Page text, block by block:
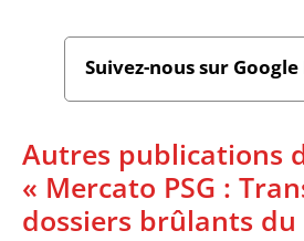
Suivez-nous sur
Autres publications
« Mercato PSG :
dossiers brûlants du